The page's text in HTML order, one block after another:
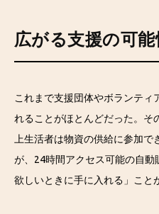
広がる支援の可能
これまで支援団体やボランティ
れることがほとんどだった。そ
上生活者は物資の供給に参加
が、24時間アクセス可能の自
欲しいときに手に入れる」こと